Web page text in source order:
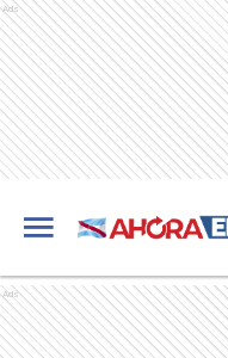
Ads
Ads